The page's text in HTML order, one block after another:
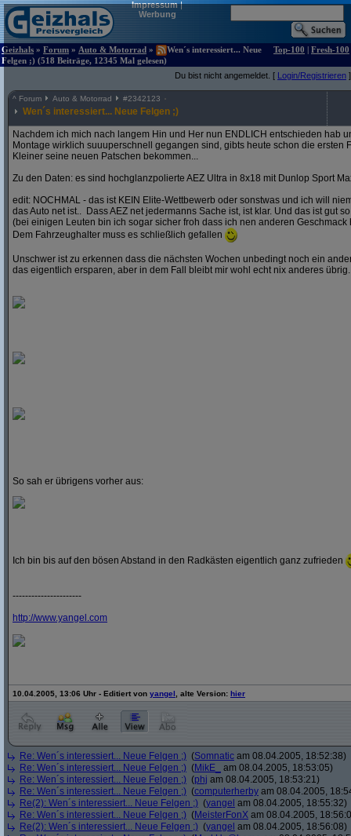
Impressum|
Werbung
Geizhals » Forum » Auto & Motorrad »
Wen´s interessiert... Neue
Felgen ;) (518 Beiträge, 12345 Mal gelesen)
Top-100 | Fresh-100
Du bist nicht angemeldet. [ Login/Registrieren ]
^ Forum Auto & Motorrad #2342123
Wen´s interessiert... Neue Felgen ;)
Nachdem ich mich nach langem Hin und Her nun ENDLICH entschieden hab
Montage wirklich suuuperschnell gegangen sind, gibts heute schon die ersten
Kleiner seine neuen Patschen bekommen...
Zu den Daten: es sind hochglanzpolierte AEZ Ultra in 8x18 mit Dunlop Sport
edit: NOCHMAL - das ist KEIN Elite-Wettbewerb oder sonstwas und ich will
das Auto net ist.. Dass AEZ net jedermanns Sache ist, ist klar. Und das ist gut
(bei einigen Leuten bin ich sogar sicher froh dass ich nen anderen Geschmack
Dem Fahrzeughalter muss es schließlich gefallen
Unschwer ist zu erkennen dass die nächsten Wochen unbedingt noch ein
das eigentlich ersparen, aber in dem Fall bleibt mir wohl echt nix anderes
So sah er übrigens vorher aus:
Ich bin bis auf den bösen Abstand in den Radkästen eigentlich ganz zufrieden
----------------------
http://www.yangel.com
10.04.2005, 13:06 Uhr - Editiert von yangel , alte Version: hier
Re: Wen´s interessiert... Neue Felgen ;) (Somnatic am 08.04.2005, 18:52:38)
Re: Wen´s interessiert... Neue Felgen ;) (MikE_
am 08.04.2005, 18:53:05)
Re: Wen´s interessiert... Neue Felgen ;) (phj am 08.04.2005, 18:53:21)
Re: Wen´s interessiert... Neue Felgen ;) (computerherby am 08.04.2005,
Re(2): Wen´s interessiert... Neue Felgen ;) (yangel am 08.04.2005, 18:55:32)
Re: Wen´s interessiert... Neue Felgen ;) (MeisterFonX am 08.04.2005,
Re(2): Wen´s interessiert... Neue Felgen ;) (yangel am 08.04.2005, 18:56:08)